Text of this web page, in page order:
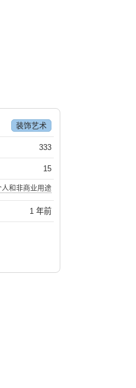
装饰艺术
333
15
人和非商业用途
1 年前